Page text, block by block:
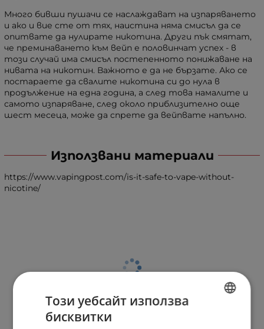
Много бивши пушачи се наслаждават на изпаряването
и ако и вие сте от тях, наистина няма смисъл да се
опитвате да нулирате никотина. Други пък смятат,
че преминаването към вейп е половинчат успех - в
този случай има смисъл постепенното понижаване на
нивата на никотин. Важното е да не бързате. Ако се
постараете да свалите никотина си до нула в
продължение на една година, а след това намалите и
самото изпаряване, след около приблизително още
шест месеца, може да спрете да вейпвате напълно.
Използвани материали
https://www.vapingpost.com/is-it-safe-to-vape-without-
nicotine/
Този уебсайт използва
бисквитки